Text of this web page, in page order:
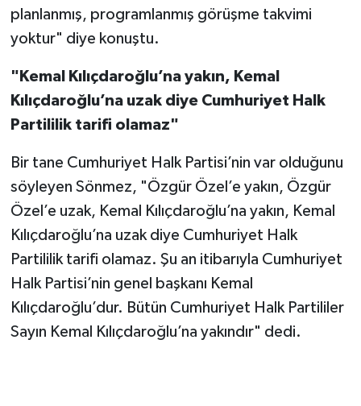
planlanmış, programlanmış görüşme takvimi
yoktur" diye konuştu.
"Kemal Kılıçdaroğlu’na yakın, Kemal
Kılıçdaroğlu’na uzak diye Cumhuriyet Halk
Partililik tarifi olamaz"
Bir tane Cumhuriyet Halk Partisi’nin var olduğunu
söyleyen Sönmez, "Özgür Özel’e yakın, Özgür
Özel’e uzak, Kemal Kılıçdaroğlu’na yakın, Kemal
Kılıçdaroğlu’na uzak diye Cumhuriyet Halk
Partililik tarifi olamaz. Şu an itibarıyla Cumhuriyet
Halk Partisi’nin genel başkanı Kemal
Kılıçdaroğlu’dur. Bütün Cumhuriyet Halk Partililer
Sayın Kemal Kılıçdaroğlu’na yakındır" dedi.